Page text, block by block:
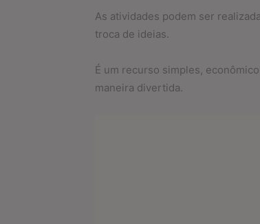
As atividades podem ser
troca de ideias.
É um recurso simples,
maneira divertida.